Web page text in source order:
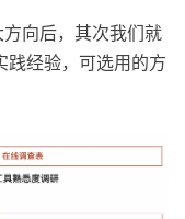
向后，其次我们就
践经验，可选用的方